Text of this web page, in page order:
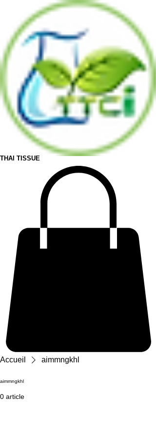
THAI TISSUE
Accueil aimmngkhl
aimmngkhl
0 article